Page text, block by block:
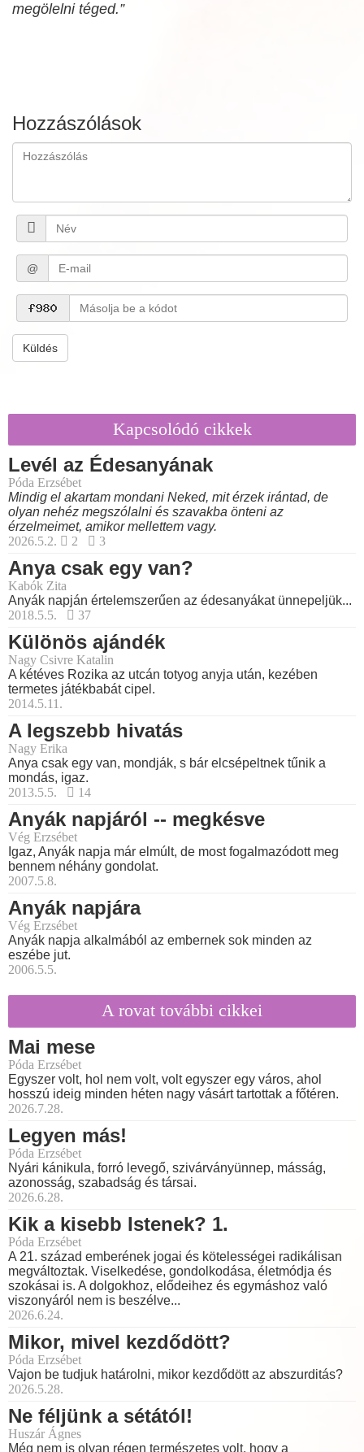
megölelni téged.”
Hozzászólások
@
Küldés
Kapcsolódó cikkek
Levél az Édesanyának
Póda Erzsébet
Mindig el akartam mondani Neked, mit érzek irántad, de
olyan nehéz megszólalni és szavakba önteni az
érzelmeimet, amikor mellettem vagy.
2026.5.2.
2 3
Anya csak egy van?
Kabók Zita
Anyák napján értelemszerűen az édesanyákat ünnepeljük...
2018.5.5.
37
Különös ajándék
Nagy Csivre Katalin
A kétéves Rozika az utcán totyog anyja után, kezében
termetes játékbabát cipel.
2014.5.11.
A legszebb hivatás
Nagy Erika
Anya csak egy van, mondják, s bár elcsépeltnek tűnik a
mondás, igaz.
2013.5.5.
14
Anyák napjáról -- megkésve
Vég Erzsébet
Igaz, Anyák napja már elmúlt, de most fogalmazódott meg
bennem néhány gondolat.
2007.5.8.
Anyák napjára
Vég Erzsébet
Anyák napja alkalmából az embernek sok minden az
eszébe jut.
2006.5.5.
A rovat további cikkei
Mai mese
Póda Erzsébet
Egyszer volt, hol nem volt, volt egyszer egy város, ahol
hosszú ideig minden héten nagy vásárt tartottak a főtéren.
2026.7.28.
Legyen más!
Póda Erzsébet
Nyári kánikula, forró levegő, szivárványünnep, másság,
azonosság, szabadság és társai.
2026.6.28.
Kik a kisebb Istenek? 1.
Póda Erzsébet
A 21. század emberének jogai és kötelességei radikálisan
megváltoztak. Viselkedése, gondolkodása, életmódja és
szokásai is. A dolgokhoz, elődeihez és egymáshoz való
viszonyáról nem is beszélve...
2026.6.24.
Mikor, mivel kezdődött?
Póda Erzsébet
Vajon be tudjuk határolni, mikor kezdődött az abszurditás?
2026.5.28.
Ne féljünk a sétától!
Huszár Ágnes
Még nem is olyan régen természetes volt, hogy a